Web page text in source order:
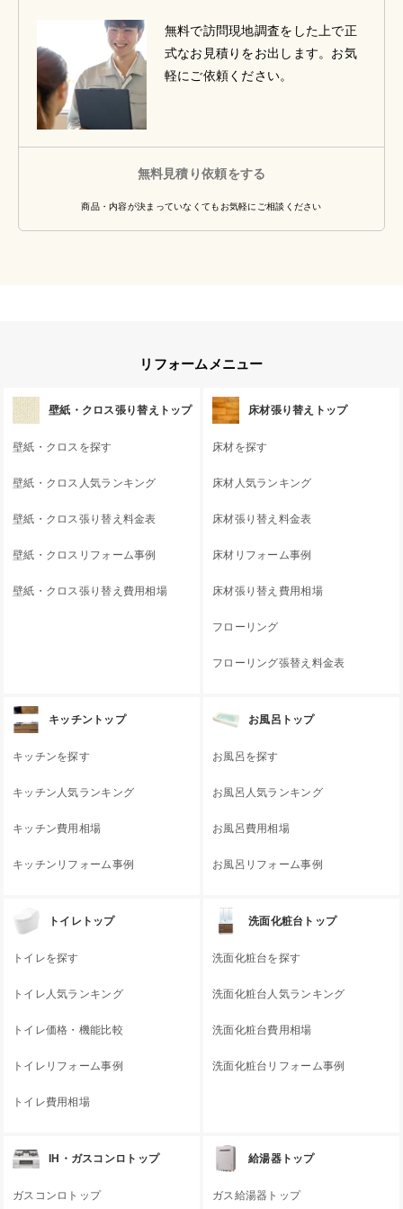
無料で訪問現地調査をした上で正
式なお見積りをお出します。お気
軽にご依頼ください。
無料見積り依頼をする
商品・内容が決まっていなくてもお気軽にご相談ください
リフォームメニュー
壁紙・クロス張り替えトップ
壁紙・クロスを探す
壁紙・クロス人気ランキング
壁紙・クロス張り替え料金表
壁紙・クロスリフォーム事例
壁紙・クロス張り替え費用相場
床材張り替えトップ
床材を探す
床材人気ランキング
床材張り替え料金表
床材リフォーム事例
床材張り替え費用相場
フローリング
フローリング張替え料金表
キッチントップ
キッチンを探す
キッチン人気ランキング
キッチン費用相場
キッチンリフォーム事例
お風呂トップ
お風呂を探す
お風呂人気ランキング
お風呂費用相場
お風呂リフォーム事例
トイレトップ
トイレを探す
トイレ人気ランキング
トイレ価格・機能比較
トイレリフォーム事例
トイレ費用相場
洗面化粧台トップ
洗面化粧台を探す
洗面化粧台人気ランキング
洗面化粧台費用相場
洗面化粧台リフォーム事例
IH・ガスコンロトップ
ガスコンロトップ
給湯器トップ
ガス給湯器トップ